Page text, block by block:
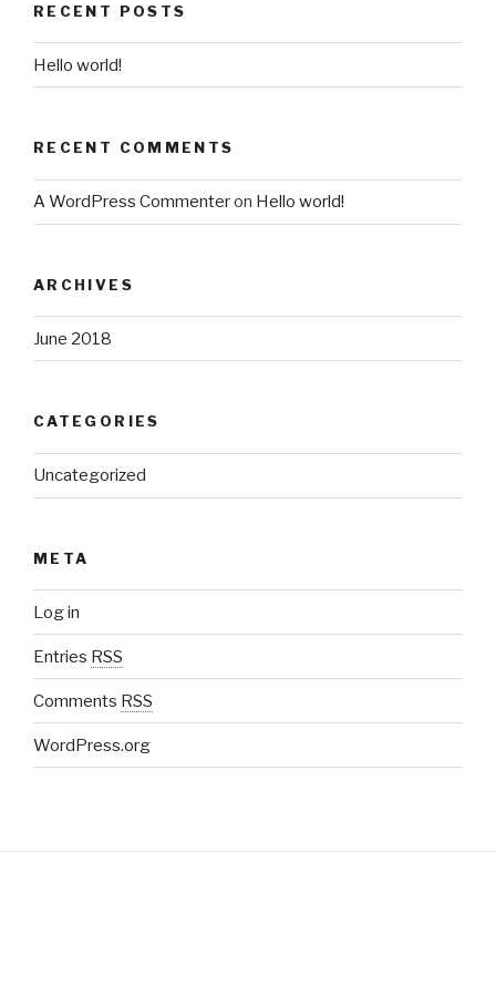
RECENT POSTS
Hello world!
RECENT COMMENTS
A WordPress Commenteron Hello world!
ARCHIVES
June 2018
CATEGORIES
Uncategorized
META
Log in
Entries RSS
Comments RSS
WordPress.org